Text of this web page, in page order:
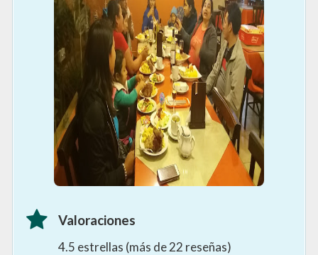
Valoraciones
4.5 estrellas (más de 22 reseñas)